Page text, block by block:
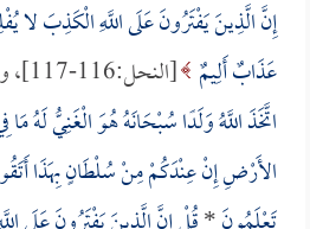
إِنَّ الَّذِينَ يَفْتَرُونَ عَلَى اللَّهِ الْكَذِبَ لا
عَذَابٌ أَلِيمٌ [النحل:116-117]، وقال سبحانه:
اتَّخَذَ اللَّهُ وَلَدًا سُبْحَانَهُ هُوَ الْغَنِيُّ لَهُ
الأَرْضِ إِنْ عِنْدَكُمْ مِنْ سُلْطَانٍ بِهَذَا